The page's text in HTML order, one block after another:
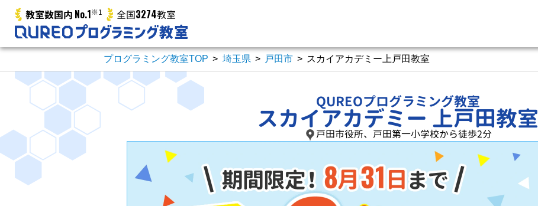
教室数国内 No.1※1 全国3274教室
プログラミング教室TOP > 埼玉県 > 戸田市 > スカイアカデミー上戸田教室
QUREOプログラミング教室
スカイアカデミー 上戸田教室
戸田市役所、戸田第一小学校から徒歩2分